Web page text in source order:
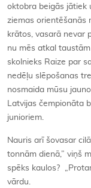
oktobra beigās jātiek
ziemas orientēšanās
krātos, vasarā nevar
nu mēs atkal
skolnieks Raize par
nedēļu slēpošanas
nosmaida mūsu
Latvijas čempionāta
junioriem.
Nauris arī šovasar
tonnām dienā,” viņš
spēks kaulos?
vārdu.